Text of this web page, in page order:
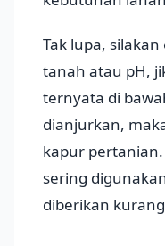
Tak lupa,
tanah atau pH,
ternyata di
dianjurkan,
kapur
sering
diberikan